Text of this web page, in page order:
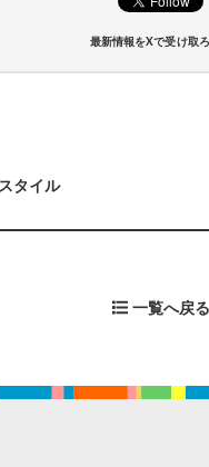
最新情報をXで受け取ろ
タイル
一覧へ戻る